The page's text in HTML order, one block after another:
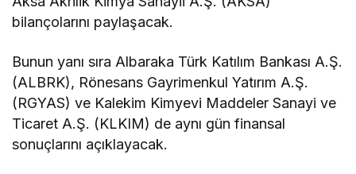
bilançolarını paylaşacak.
Bunun yanı sıra Albaraka Türk Katılım Bankası A.Ş.
(ALBRK), Rönesans Gayrimenkul Yatırım A.Ş.
(RGYAS) ve Kalekim Kimyevi Maddeler Sanayi ve
Ticaret A.Ş. (KLKIM) de aynı gün finansal
sonuçlarını açıklayacak.